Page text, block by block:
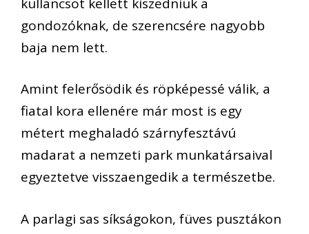
gondozóknak, de szerencsére nagyobb
baja nem lett.
Amint felerősödik és röpképessé válik, a
fiatal kora ellenére már most is egy
métert meghaladó szárnyfesztávú
madarat a nemzeti park munkatársaival
egyeztetve visszaengedik a természetbe.
A parlagi sas síkságokon, füves pusztákon